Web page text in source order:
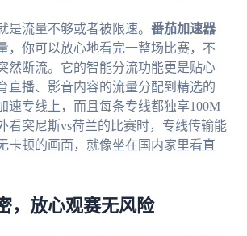
是流量不够或者被限速。 番茄加速器
，你可以放心地看完一整场比赛，不
然断流。它的智能分流功能更是贴心
播、影音内容的流量分配到精选的
速专线上，而且每条专线都独享100M
看突尼斯vs荷兰的比赛时，专线传输能
卡顿的画面，就像坐在国内家里看直
，放心观赛无风险